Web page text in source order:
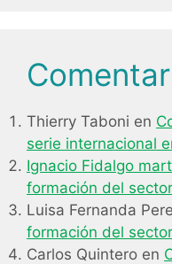
Thierry Taboni en
serie internacional
Ignacio Fidalgo
formación del
Luisa Fernanda
formación del
Carlos Quintero en